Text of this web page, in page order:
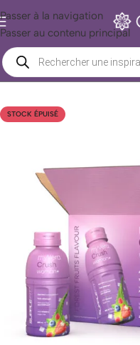
Passer à la navigation
Passer au contenu principal
Boutique Chogan/ Nutrition/
STOCK ÉPUISÉ